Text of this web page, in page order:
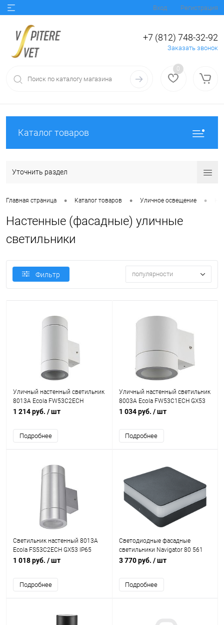
Вход Регистрация
+7 (812) 748-32-92
Заказать звонок
0
Каталог товаров
Уточнить раздел
Главная страница • Каталог товаров • Уличное освещение •
Настенные (фасадные) уличные
светильники
Фильтр популярности
Уличный настенный светильник
8013A Ecola FW53C2ECH
2xGX53 IP65 белый 422398
1 214 руб. / шт
Подробнее
Уличный настенный светильник
8003A Ecola FW53C1ECH GX53
IP65 белый 422395
1 034 руб. / шт
Подробнее
Светильник настенный 8013A
Ecola FS53C2ECH GX53 IP65
сатин-хром 422371
1 018 руб. / шт
Подробнее
Светодиодные фасадные
светильники Navigator 80 561
NOF-D-W-004-01 12W 3000K IP54
3 770 руб. / шт
Подробнее